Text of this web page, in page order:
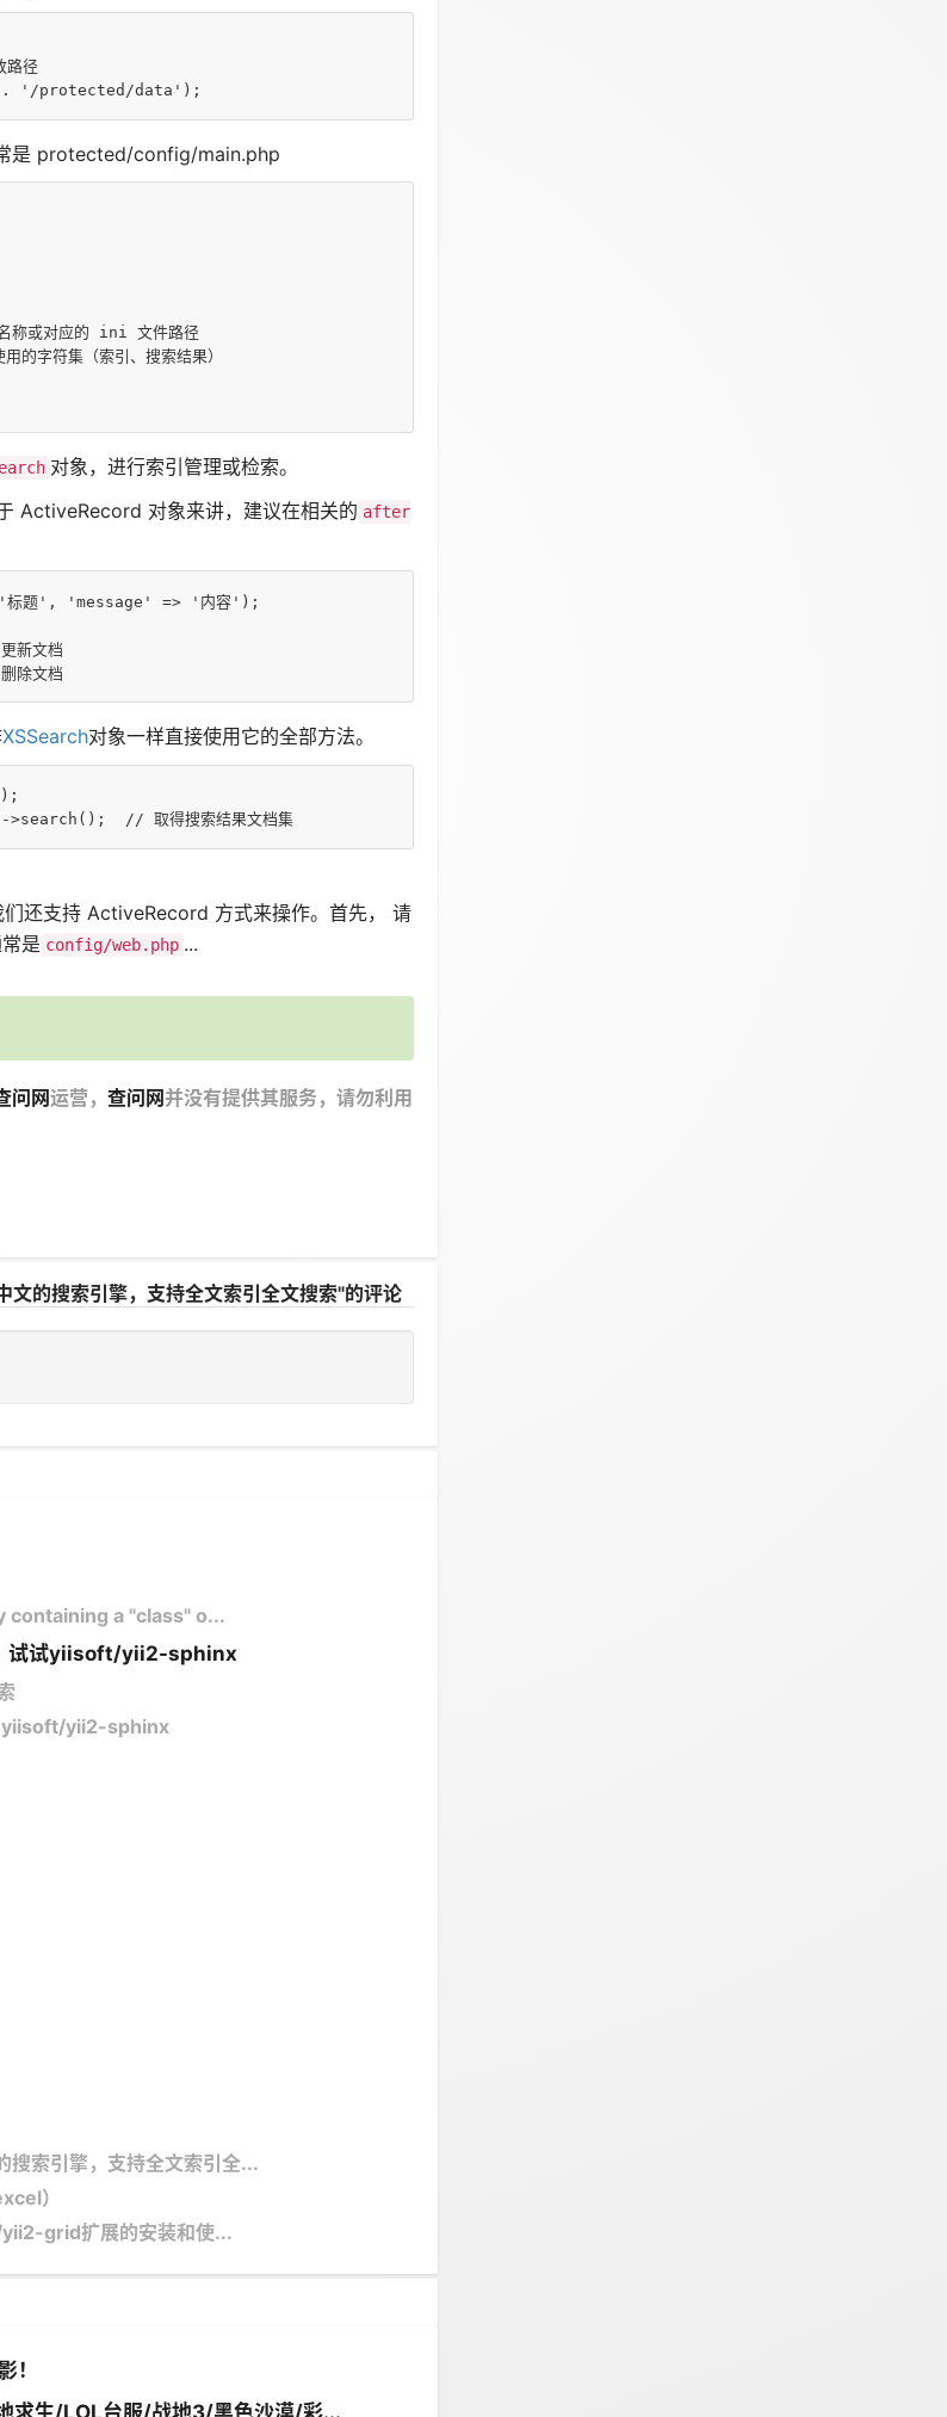
路径
. '/protected/data');
是 protected/config/main.php
称或对应的 ini 文件路径
的字符集（索引、搜索结果）
对象，进行索引管理或检索。
ActiveRecord 对象来讲，建议在相关的 after
'标题' , 'message' => '内容' );
新文档
除文档
XSSearch对象一样直接使用它的全部方法。
// 取得搜索结果文档集
还支持 ActiveRecord 方式来操作。首先， 请
是 config/web.php ...
问网运营， 查问网并没有提供其服务，请勿利用
的搜索引擎，支持全文索引全文搜索"的评论
a "class" o...
，试试yiisoft/yii2-sphinx
yii2-sphinx
搜索引擎，支持全文索引全...
）
grid扩展的安装和使...
！
求生/LOL台服/战地3/黑色沙漠/彩...